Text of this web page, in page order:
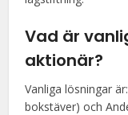
Vad är
aktionär?
Vanliga lösningar
bokstäver) och